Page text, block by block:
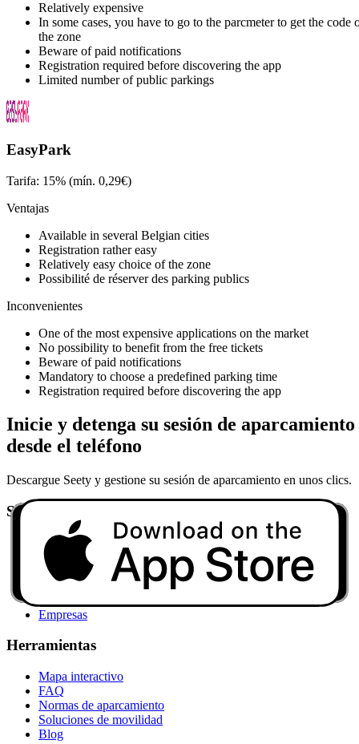
Relatively expensive
In some cases, you have to go to the parcmeter to get the code
the zone
Beware of paid notifications
Registration required before discovering the app
Limited number of public parkings
EasyPark
Tarifa: 15% (mín. 0,29€)
Ventajas
Available in several Belgian cities
Registration rather easy
Relatively easy choice of the zone
Possibilité de réserver des parking publics
Inconvenientes
One of the most expensive applications on the market
No possibility to benefit from the free tickets
Beware of paid notifications
Mandatory to choose a predefined parking time
Registration required before discovering the app
Inicie y detenga su sesión de aparcamiento
desde el teléfono
Descargue Seety y gestione su sesión de aparcamiento en unos clics.
Soluciones
Inicio
Aparcamiento
Repostaje
Recarga EV
Empresas
Herramientas
Mapa interactivo
FAQ
Normas de aparcamiento
Soluciones de movilidad
Blog